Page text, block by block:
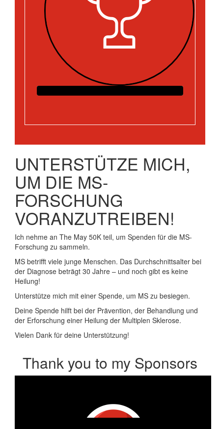
UNTERSTÜTZE MICH,
UM DIE MS-
FORSCHUNG
VORANZUTREIBEN!
Ich nehme an The May 50K teil, um Spenden für die MS-
Forschung zu sammeln.
MS betrifft viele junge Menschen. Das Durchschnittsalter bei
der Diagnose beträgt 30 Jahre – und noch gibt es keine
Heilung!
Unterstütze mich mit einer Spende, um MS zu besiegen.
Deine Spende hilft bei der Prävention, der Behandlung und
der Erforschung einer Heilung der Multiplen Sklerose.
Vielen Dank für deine Unterstützung!
Thank you to my Sponsors